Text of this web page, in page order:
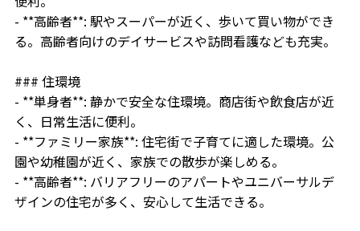
- **高齢者**: 駅やスーパーが近く、歩いて買い物ができ
る。高齢者向けのデイサービスや訪問看護なども充実。
### 住環境
- **単身者**: 静かで安全な住環境。商店街や飲食店が近
く、日常生活に便利。
- **ファミリー家族**: 住宅街で子育てに適した環境。公
園や幼稚園が近く、家族での散歩が楽しめる。
- **高齢者**: バリアフリーのアパートやユニバーサルデ
ザインの住宅が多く、安心して生活できる。